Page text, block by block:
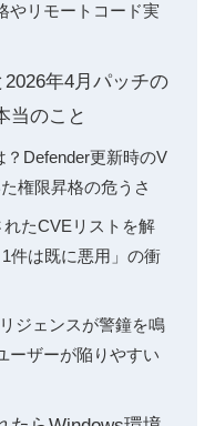
やリモートコード実
年4月パッチの
当のこと
？Defender更新時のV
権限昇格の危うさ
たCVEリストを解
件は既に悪用」の衝
ジェンスが警鐘を鳴
ーザーが陥りやすい